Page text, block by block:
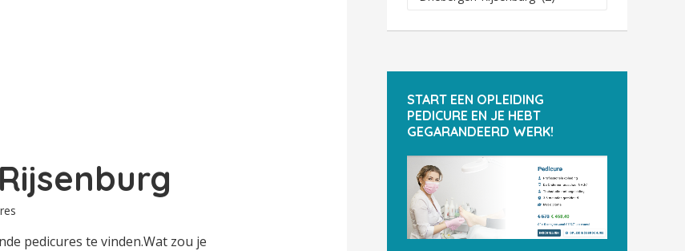
pedicures te vinden.Wat zou je
START EEN OPLEIDING
PEDICURE EN JE HEBT
GEGARANDEERD WERK!